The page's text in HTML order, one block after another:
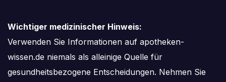
Wichtiger medizinischer Hinweis:
Verwenden Sie Informationen auf apotheken-
wissen.de niemals als alleinige Quelle für
gesundheitsbezogene Entscheidungen. Nehmen Sie